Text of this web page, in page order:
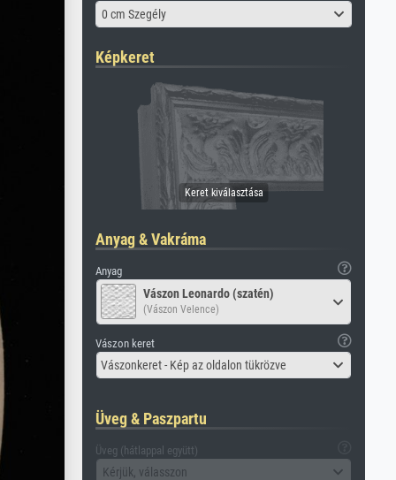
0 cm Szegély
Képkeret
Anyag & Vakráma
Anyag
Vászon Leonardo (szatén)
(Vászon Velence)
Vászon keret
Vászonkeret - Kép az oldalon tükrözve
Üveg & Paszpartu
Üveg (hátlappal együtt)
Kérjük, válasszon